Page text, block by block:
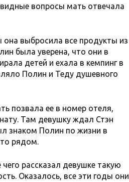
вопросы мать отвечала
выбросила все продукты из
была уверена, что они в
детей и ехала в кемпинг в
Полин и Теду душевного
позвала ее в номер отеля,
Там девушку ждал Стэн
знаком Полин по жизни в
то рядом.
рассказал девушке такую
Оказалось, все эти годы они